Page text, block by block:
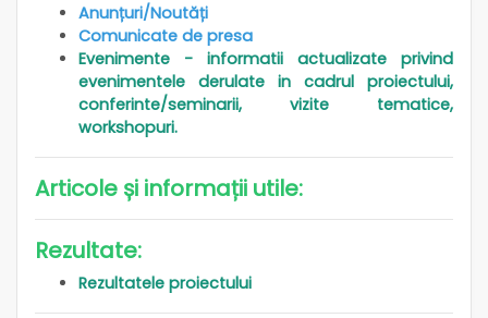
Anunțuri/Noutăți
Comunicate de presa
Evenimente - informatii actualizate privind
evenimentele derulate in cadrul proiectului,
conferinte/seminarii, vizite tematice,
workshopuri.
Articole și informații utile:
Rezultate:
Rezultatele proiectului